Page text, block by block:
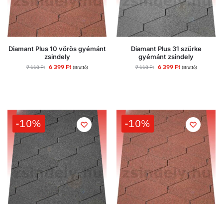
Diamant Plus 10 vörös gyémánt
zsindely
7 110Ft 6 399 Ft (Bruttó)
Diamant Plus 31 szürke
gyémánt zsindely
7 110Ft 6 399 Ft (Bruttó)
-10% -10%